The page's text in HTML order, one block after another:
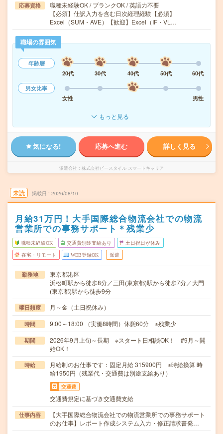
応募資格
職種未経験OK / ブランクOK / 英語力不要
【必須】仕訳入力を含む日次経理経験【必須】
Excel（SUM・AVE）【歓迎】Excel（IF・VL…
職場の雰囲気
年齢層
20代
30代 40代 50代
60代
男女比率
女性
男性
もっと見る
気になる! 応募へ進む 詳しく見る
派遣会社 株式会社ビースタイル スマートキャリア
未読 掲載日 2026/08/10
月給31万円！大手国際総合物流会社での物流
営業所での事務サポート＊残業少
職種未経験OK 交通費別途支給あり 土日祝日が休み
在宅・リモート WEB登録OK 派遣
勤務地
東京都港区
浜松町駅から徒歩8分／三田(東京都)駅から徒歩7分／大門
(東京都)駅から徒歩9分
曜日頻度 月～金（土日祝休み）
時間 9:00～18:00 （実働8時間）休憩60分 ※残業少
期間
2026年9月上旬～長期 ※スタート日相談OK！ #9月～開
始OK！
時給
月給制のお仕事です：固定月給 315900円 ※時給換算 時
給1950円（残業代・交通費は別途支給あり）
交通費
交通費規定に基づき交通費支給
仕事内容
【大手国際総合物流会社での物流営業所での事務サポート
のお仕事】レポート作成システム入力・修正請求書発…